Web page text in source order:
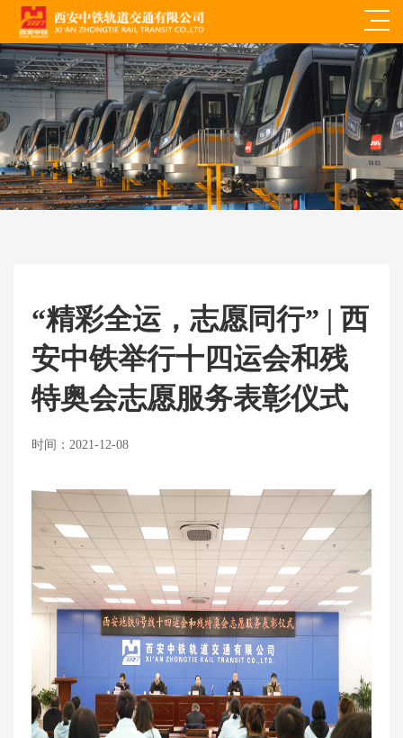
“精彩全运，志愿同行” | 西
安中铁举行十四运会和残
特奥会志愿服务表彰仪式
时间：2021-12-08